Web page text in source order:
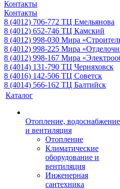
Контакты
Контакты
8 (4012) 706-772 ТЦ Емельянова
8 (4012) 652-746 ТЦ Камский
8 (4012) 998-030 Мира
8 (4012) 998-225 Мира
8 (4012) 998-167 Мира
8 (4014) 131-790 ТЦ Черняховск
8 (4016) 142-506 ТЦ Советск
8 (4014) 566-162 ТЦ Балтийск
Каталог
Отопление, водоснабжение
и вентиляция
Отопление
Климатические
оборудование и
вентиляция
Инженерная
сантехника